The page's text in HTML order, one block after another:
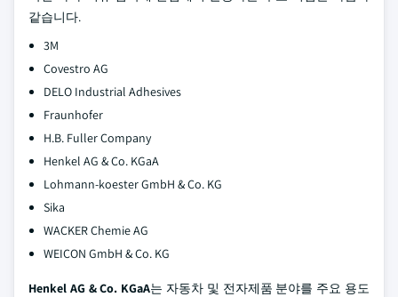
같습니다.
3M
Covestro AG
DELO Industrial Adhesives
Fraunhofer
H.B. Fuller Company
Henkel AG & Co. KGaA
Lohmann-koester GmbH & Co. KG
Sika
WACKER Chemie AG
WEICON GmbH & Co. KG
Henkel AG & Co. KGaA는 자동차 및 전자제품 분야를 주요 용도